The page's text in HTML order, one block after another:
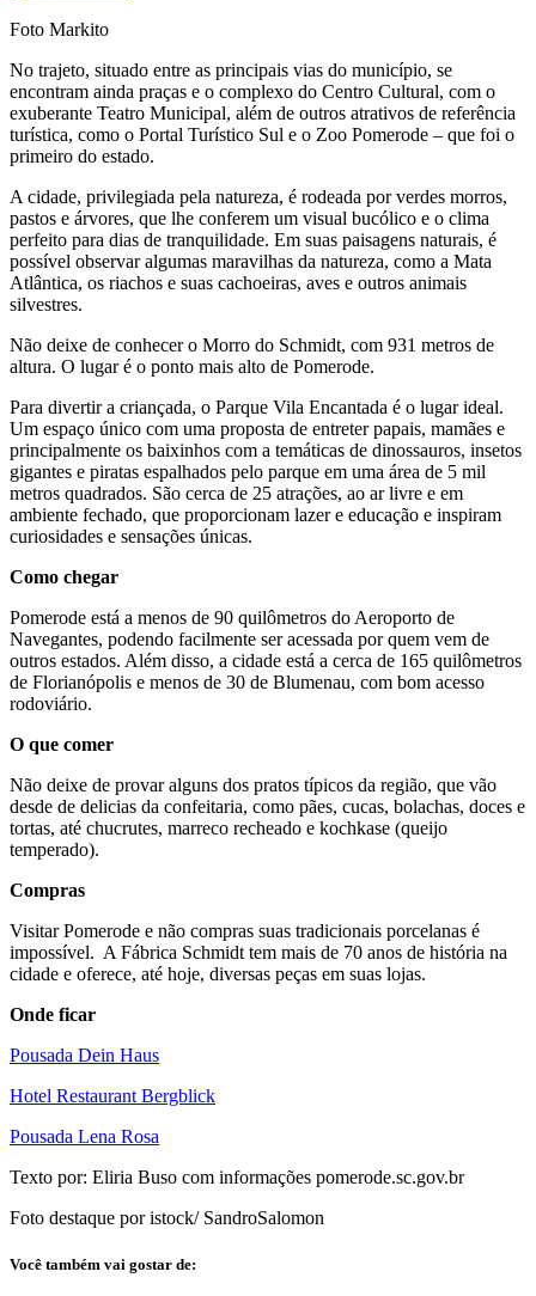
Foto Markito
No trajeto, situado entre as principais vias do município, se
encontram ainda praças e o complexo do Centro Cultural, com o
exuberante Teatro Municipal, além de outros atrativos de referência
turística, como o Portal Turístico Sul e o Zoo Pomerode – que foi o
primeiro do estado.
A cidade, privilegiada pela natureza, é rodeada por verdes morros,
pastos e árvores, que lhe conferem um visual bucólico e o clima
perfeito para dias de tranquilidade. Em suas paisagens naturais, é
possível observar algumas maravilhas da natureza, como a Mata
Atlântica, os riachos e suas cachoeiras, aves e outros animais
silvestres.
Não deixe de conhecer o Morro do Schmidt, com 931 metros de
altura. O lugar é o ponto mais alto de Pomerode.
Para divertir a criançada, o Parque Vila Encantada é o lugar ideal.
Um espaço único com uma proposta de entreter papais, mamães e
principalmente os baixinhos com a temáticas de dinossauros, insetos
gigantes e piratas espalhados pelo parque em uma área de 5 mil
metros quadrados. São cerca de 25 atrações, ao ar livre e em
ambiente fechado, que proporcionam lazer e educação e inspiram
curiosidades e sensações únicas.
Como chegar
Pomerode está a menos de 90 quilômetros do Aeroporto de
Navegantes, podendo facilmente ser acessada por quem vem de
outros estados. Além disso, a cidade está a cerca de 165 quilômetros
de Florianópolis e menos de 30 de Blumenau, com bom acesso
rodoviário.
O que comer
Não deixe de provar alguns dos pratos típicos da região, que vão
desde de delicias da confeitaria, como pães, cucas, bolachas, doces e
tortas, até chucrutes, marreco recheado e kochkase (queijo
temperado).
Compras
Visitar Pomerode e não compras suas tradicionais porcelanas é
impossível. A Fábrica Schmidt tem mais de 70 anos de história na
cidade e oferece, até hoje, diversas peças em suas lojas.
Onde ficar
Pousada Dein Haus
Hotel Restaurant Bergblick
Pousada Lena Rosa
Texto por: Eliria Buso com informações pomerode.sc.gov.br
Foto destaque por istock/ SandroSalomon
Você também vai gostar de: